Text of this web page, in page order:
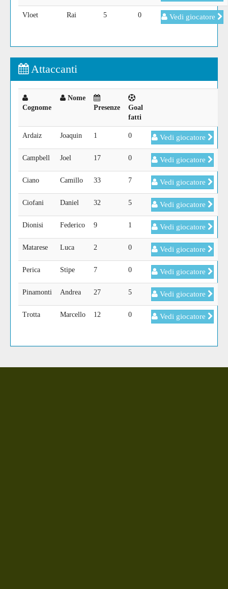
Vloet Rai 5 0 Vedi giocatore
Attaccanti
Cognome
Nome
Presenze
Goal
fatti
Ardaiz Joaquin 1 0 Vedi giocatore
Campbell Joel 17 0 Vedi giocatore
Ciano Camillo 33 7 Vedi giocatore
Ciofani Daniel 32 5 Vedi giocatore
Dionisi Federico 9 1 Vedi giocatore
Matarese Luca 2 0 Vedi giocatore
Perica Stipe 7 0 Vedi giocatore
Pinamonti Andrea 27 5 Vedi giocatore
Trotta Marcello 12 0 Vedi giocatore